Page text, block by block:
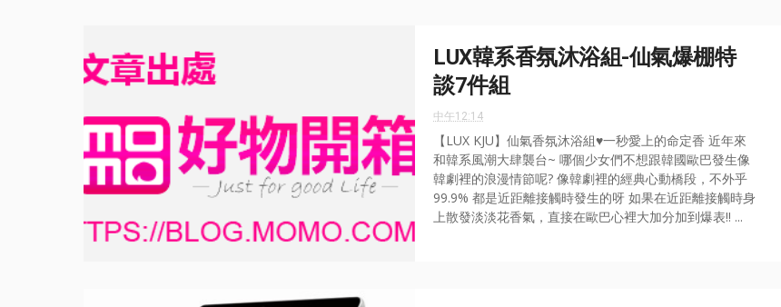
LUX韓系香氛沐浴組-仙氣爆棚特
談7件組
中午12:14
【LUX KJU】仙氣香氛沐浴組♥一秒愛上的命定香 近年來
和韓系風潮大肆襲台~ 哪個少女們不想跟韓國歐巴發生像
韓劇裡的浪漫情節呢? 像韓劇裡的經典心動橋段，不外乎
99.9% 都是近距離接觸時發生的呀 如果在近距離接觸時身
上散發淡淡花香氣，直接在歐巴心裡大加分加到爆表!! ...